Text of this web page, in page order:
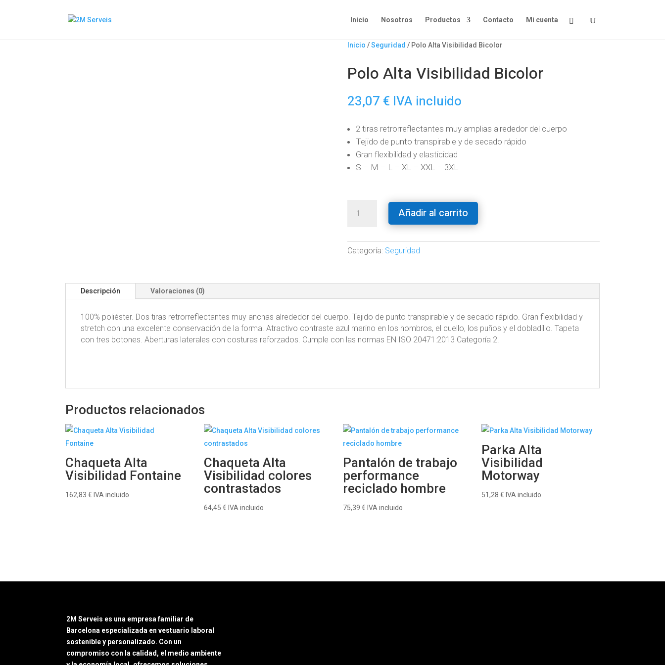
Inicio Nosotros Productos Contacto Mi cuenta
Inicio /Seguridad / Polo Alta Visibilidad Bicolor
Polo Alta Visibilidad Bicolor
23,07 € IVA incluido
2 tiras retrorreflectantes muy amplias alrededor del cuerpo
Tejido de punto transpirable y de secado rápido
Gran flexibilidad y elasticidad
S – M – L – XL – XXL – 3XL
Alta
cantidad
Añadir al carrito
Categoría: Seguridad
Descripción Valoraciones (0)
100% poliéster. Dos tiras retrorreflectantes muy anchas alrededor del cuerpo. Tejido de punto transpirable y de secado rápido. Gran flexibilidad y
stretch con una excelente conservación de la forma. Atractivo contraste azul marino en los hombros, el cuello, los puños y el dobladillo. Tapeta
con tres botones. Aberturas laterales con costuras reforzados. Cumple con las normas EN ISO 20471:2013 Categoría 2.
Productos relacionados
Chaqueta Alta
Visibilidad Fontaine
162,83 € IVA incluido
Chaqueta Alta
Visibilidad colores
contrastados
64,45€ IVA incluido
Pantalón de trabajo
performance
reciclado hombre
75,39 € IVA incluido
Parka Alta
Visibilidad
Motorway
51,28 € IVA incluido
2M Serveis es una empresa familiar de
Barcelona especializada en vestuario laboral
sostenible y personalizado. Con un
compromiso con la calidad, el medio ambiente